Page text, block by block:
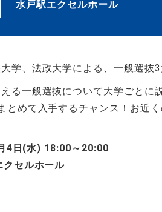
水戸駅エクセルホール
学、法政大学による、一般選抜
る一般選抜について大学ごとに
とめて入手するチャンス！お近
4日(水) 18:00～20:00
セルホール